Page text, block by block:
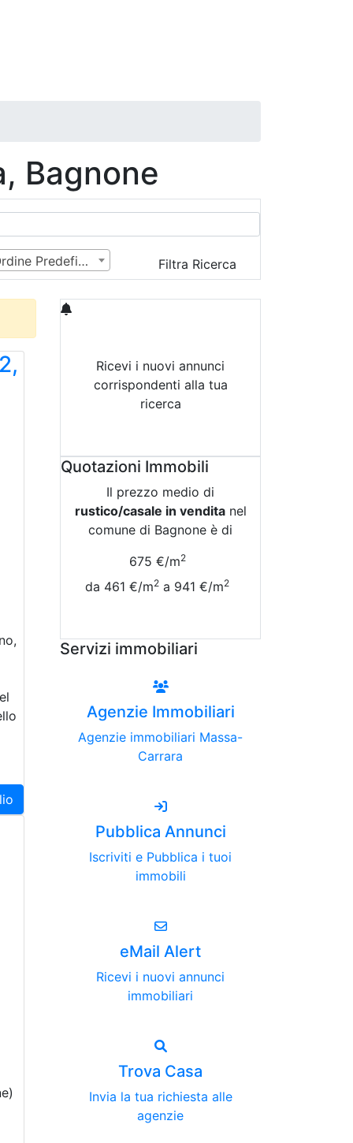
Bagnone
Ordine Predefinito Filtra Ricerca
Ricevi i nuovi annunci
corrispondenti alla tua
ricerca
Quotazioni Immobili
Il prezzo medio di
rustico/casale in venditanel
comune di Bagnone è di
675 €/m2
da 461 €/m2 a 941 €/m2
Servizi immobiliari
Agenzie Immobiliari
Agenzie immobiliari Massa-
Carrara
Pubblica Annunci
Iscriviti e Pubblica i tuoi
immobili
eMail Alert
Ricevi i nuovi annunci
immobiliari
Trova Casa
Invia la tua richiesta alle
agenzie